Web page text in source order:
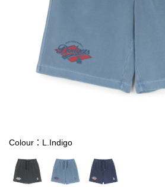
Colour：L.Indigo